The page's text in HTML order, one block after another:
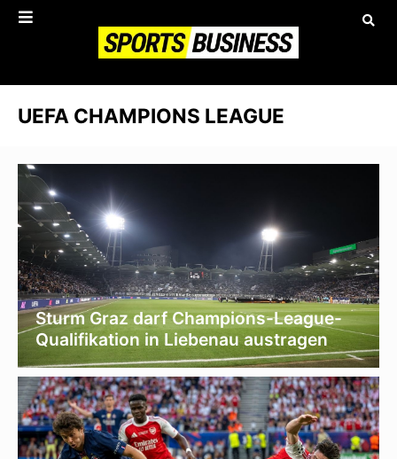
UEFA CHAMPIONS LEAGUE
Sturm Graz darf Champions-League-
Qualifikation in Liebenau austragen